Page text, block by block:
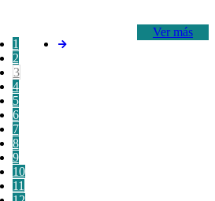
Ver más
1
2
3
4
5
6
7
8
9
10
11